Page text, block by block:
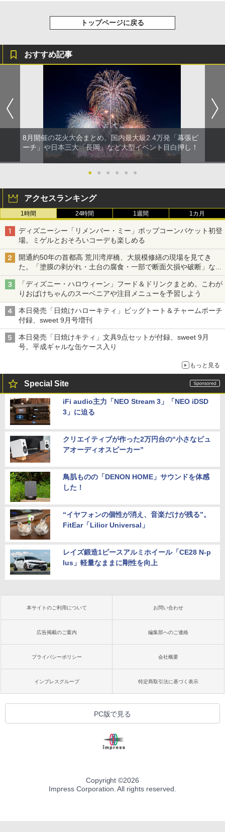
トップページに戻る
おすすめ記事
8月開催の花火大会まとめ。国内最大級2.4万発「幕張ビ
ーチ」や日本三大「長岡」など大型イベント目白押し！
● ● ● ● ● ●
アクセスランキング
1時間 24時間 1週間 1カ月
ディズニーシー「リメンバー・ミー」ポップコーンバケット初登
場。ミゲルとおそろいコーデも楽しめる
開通約50年の首都高 荒川湾岸橋、大規模修繕の現場を見てき
た。「塗膜の剥がれ・土台の腐食・一部で断面欠損や破断」など
深刻な損傷、どう直す？
「ディズニー・ハロウィーン」フード＆ドリンクまとめ。こわが
りおばけちゃんのスーベニアや注目メニューを予習しよう
本日発売「日焼けハローキティ」ビッグトート＆チャームポーチ
付録、sweet 9月号増刊
本日発売「日焼けキティ」文具9点セットが付録、sweet 9月
号。平成ギャルな缶ケース入り
もっと見る
Special Site
iFi audio主力「NEO Stream 3」「NEO iDSD
3」に迫る
クリエイティブが作った2万円台の“小さなピュ
アオーディオスピーカー”
鳥肌ものの「DENON HOME」サウンドを体感
した！
“イヤフォンの個性が消え、音楽だけが残る”。
FitEar「Lilior Universal」
レイズ鍛造1ピースアルミホイール「CE28 N-p
lus」軽量なままに剛性を向上
本サイトのご利用について お問い合わせ
広告掲載のご案内 編集部へのご連絡
プライバシーポリシー 会社概要
インプレスグループ 特定商取引法に基づく表示
PC版で見る
Copyright ©2026
Impress Corporation. All rights reserved.